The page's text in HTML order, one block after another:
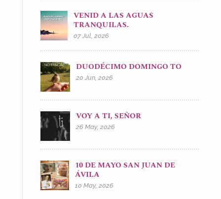
VENID A LAS AGUAS
TRANQUILAS.
07 Jul, 2026
DUODÉCIMO DOMINGO TO
20 Jun, 2026
VOY A TI, SEÑOR
26 May, 2026
10 DE MAYO SAN JUAN DE
ÁVILA
10 May, 2026